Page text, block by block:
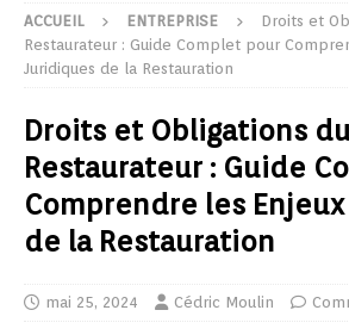
ACCUEIL ENTREPRISE
Droits et
Restaurateur : Guide Complet pour
Juridiques de la Restauration
Droits et Obligations
Restaurateur : Guide
Comprendre les
de la Restauration
mai 25, 2024 Cédric Moulin